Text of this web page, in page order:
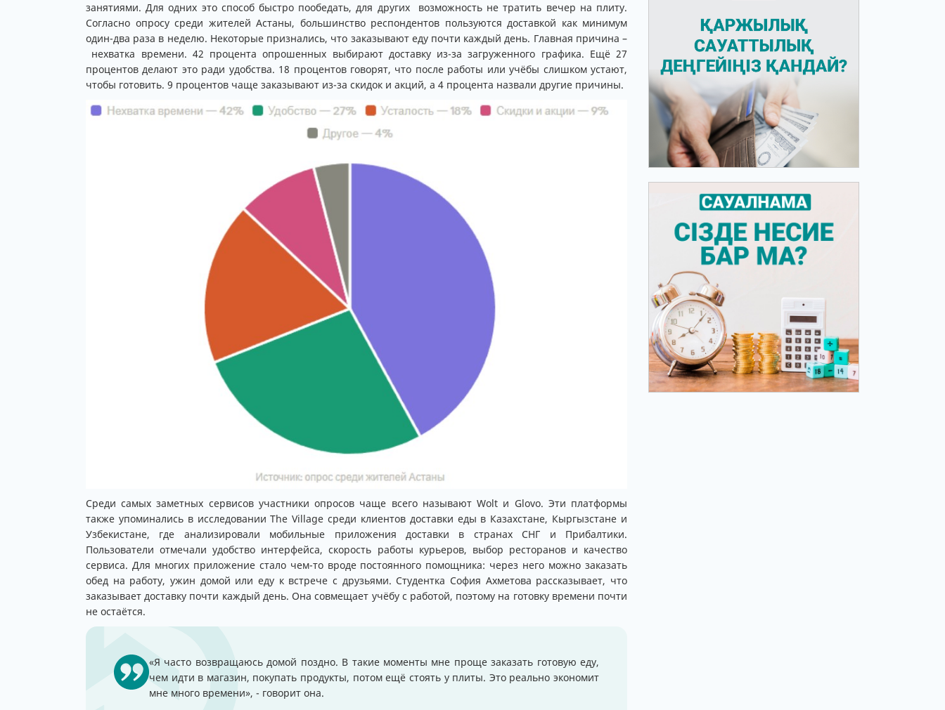
занятиями. Для одних это способ быстро пообедать, для других возможность не тратить вечер на плиту.
Согласно опросу среди жителей Астаны, большинство респондентов пользуются доставкой как минимум
один-два раза в неделю. Некоторые признались, что заказывают еду почти каждый день. Главная причина –
нехватка времени. 42 процента опрошенных выбирают доставку из-за загруженного графика. Ещё 27
процентов делают это ради удобства. 18 процентов говорят, что после работы или учёбы слишком устают,
чтобы готовить. 9 процентов чаще заказывают из-за скидок и акций, а 4 процента назвали другие причины.
Среди самых заметных сервисов участники опросов чаще всего называют Wolt и Glovo. Эти платформы
также упоминались в исследовании The Village среди клиентов доставки еды в Казахстане, Кыргызстане и
Узбекистане, где анализировали мобильные приложения доставки в странах СНГ и Прибалтики.
Пользователи отмечали удобство интерфейса, скорость работы курьеров, выбор ресторанов и качество
сервиса. Для многих приложение стало чем-то вроде постоянного помощника: через него можно заказать
обед на работу, ужин домой или еду к встрече с друзьями. Студентка София Ахметова рассказывает, что
заказывает доставку почти каждый день. Она совмещает учёбу с работой, поэтому на готовку времени почти
не остаётся.
«Я часто возвращаюсь домой поздно. В такие моменты мне проще заказать готовую еду,
чем идти в магазин, покупать продукты, потом ещё стоять у плиты. Это реально экономит
мне много времени», - говорит она.